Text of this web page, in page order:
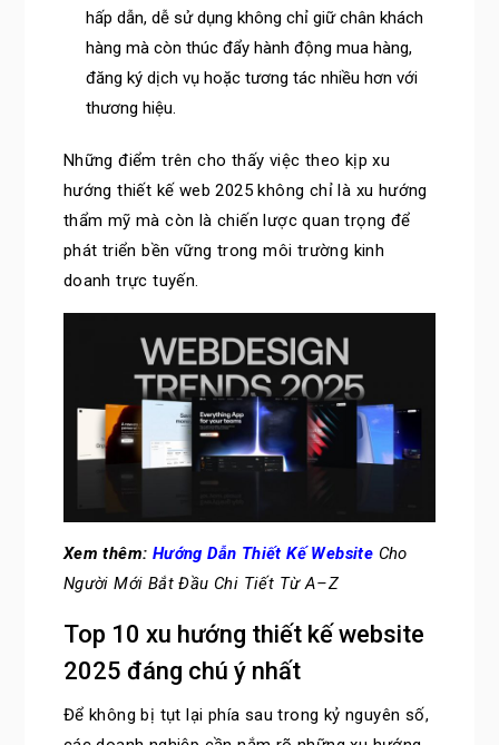
hấp dẫn, dễ sử dụng không chỉ giữ chân khách
hàng mà còn thúc đẩy hành động mua hàng,
đăng ký dịch vụ hoặc tương tác nhiều hơn với
thương hiệu.
Những điểm trên cho thấy việc theo kịp xu
hướng thiết kế web 2025 không chỉ là xu hướng
thẩm mỹ mà còn là chiến lược quan trọng để
phát triển bền vững trong môi trường kinh
doanh trực tuyến.
Xem thêm: Hướng Dẫn Thiết Kế Website Cho
Người Mới Bắt Đầu Chi Tiết Từ A–Z
Top 10 xu hướng thiết kế website
2025 đáng chú ý nhất
Để không bị tụt lại phía sau trong kỷ nguyên số,